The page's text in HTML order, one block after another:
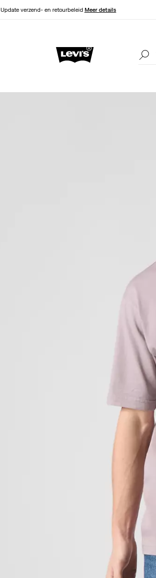
Update verzend- en retourbeleid Meer details
Update verzend- en retourbeleidMeer details